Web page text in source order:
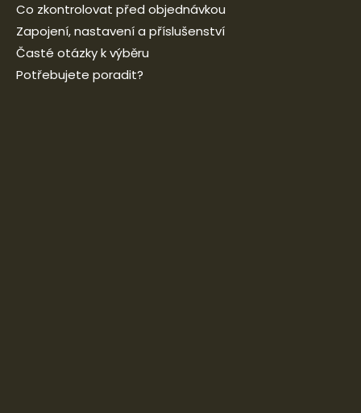
Co zkontrolovat před objednávkou
Zapojení, nastavení a příslušenství
Časté otázky k výběru
Potřebujete poradit?